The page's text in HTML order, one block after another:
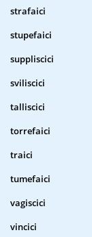
strafaici
stupefaici
suppliscici
sviliscici
talliscici
torrefaici
traici
tumefaici
vagiscici
vincici